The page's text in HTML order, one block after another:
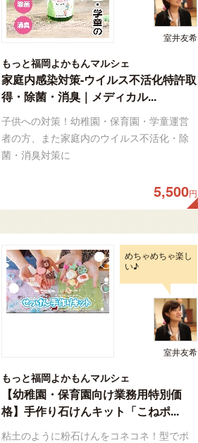
室井友希
もっと福岡よかもんマルシェ
家庭内感染対策-ウイルス不活化特許取
得・除菌・消臭｜メディカル...
子供への対策！幼稚園・保育園・学童運営
者の方、また家庭内のウイルス不活化・除
菌・消臭対策に
5,500円
めちゃめちゃ楽し
い♪
室井友希
もっと福岡よかもんマルシェ
【幼稚園・保育園向け業務用特別価
格】手作り石けんキット「こねポ...
粘土のように粉石けんをコネコネ！型でポ